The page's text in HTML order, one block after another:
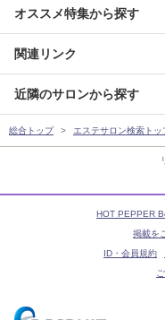
オススメ特集から探す
関連リンク
近隣のサロンから探す
総合トップ エステサロン検索トッ
HOT PEPPER
掲載を
ID・会員規約